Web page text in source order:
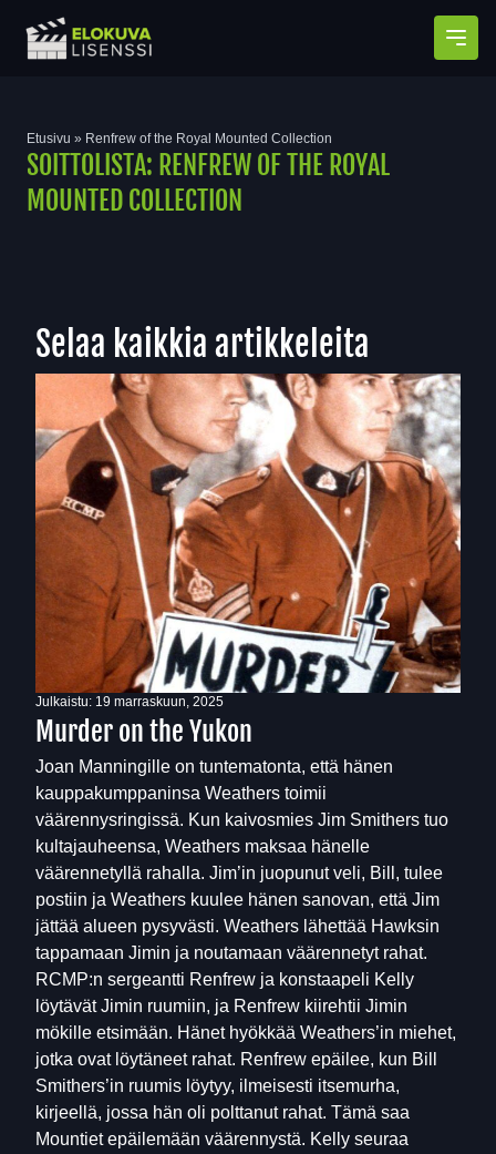
Etusivu » Renfrew of the Royal Mounted Collection
SOITTOLISTA: RENFREW OF THE ROYAL
MOUNTED COLLECTION
Selaa kaikkia artikkeleita
Julkaistu: 19 marraskuun, 2025
Murder on the Yukon
Joan Manningille on tuntematonta, että hänen
kauppakumppaninsa Weathers toimii
väärennysringissä. Kun kaivosmies Jim Smithers tuo
kultajauheensa, Weathers maksaa hänelle
väärennetyllä rahalla. Jim’in juopunut veli, Bill, tulee
postiin ja Weathers kuulee hänen sanovan, että Jim
jättää alueen pysyvästi. Weathers lähettää Hawksin
tappamaan Jimin ja noutamaan väärennetyt rahat.
RCMP:n sergeantti Renfrew ja konstaapeli Kelly
löytävät Jimin ruumiin, ja Renfrew kiirehtii Jimin
mökille etsimään. Hänet hyökkää Weathers’in miehet,
jotka ovat löytäneet rahat. Renfrew epäilee, kun Bill
Smithers’in ruumis löytyy, ilmeisesti itsemurha,
kirjeellä, jossa hän oli polttanut rahat. Tämä saa
Mountiet epäilemään väärennystä. Kelly seuraa